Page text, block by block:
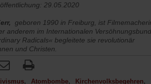
29.05.2020
geboren 1990 in Freiburg, ist
anderem im Internationalen
Radicals« begleitete sie revolutionär
und Christen.
Atombombe
Kirchenvolksbegehren